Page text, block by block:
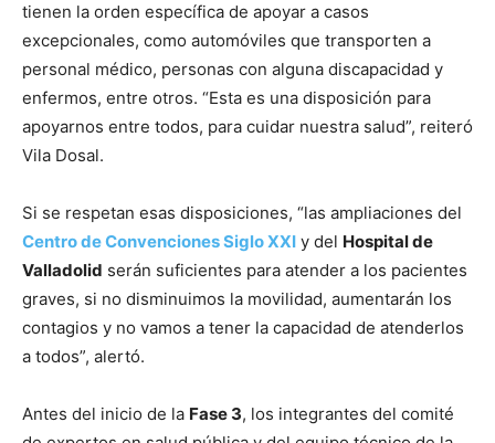
tienen la orden específica de apoyar a casos
excepcionales, como automóviles que transporten a
personal médico, personas con alguna discapacidad y
enfermos, entre otros. “Esta es una disposición para
apoyarnos entre todos, para cuidar nuestra salud”, reiteró
Vila Dosal.
Si se respetan esas disposiciones, “las ampliaciones del
Centro de Convenciones Siglo XXI y del Hospital de
Valladolid serán suficientes para atender a los pacientes
graves, si no disminuimos la movilidad, aumentarán los
contagios y no vamos a tener la capacidad de atenderlos
a todos”, alertó.
Antes del inicio de la Fase 3, los integrantes del comité